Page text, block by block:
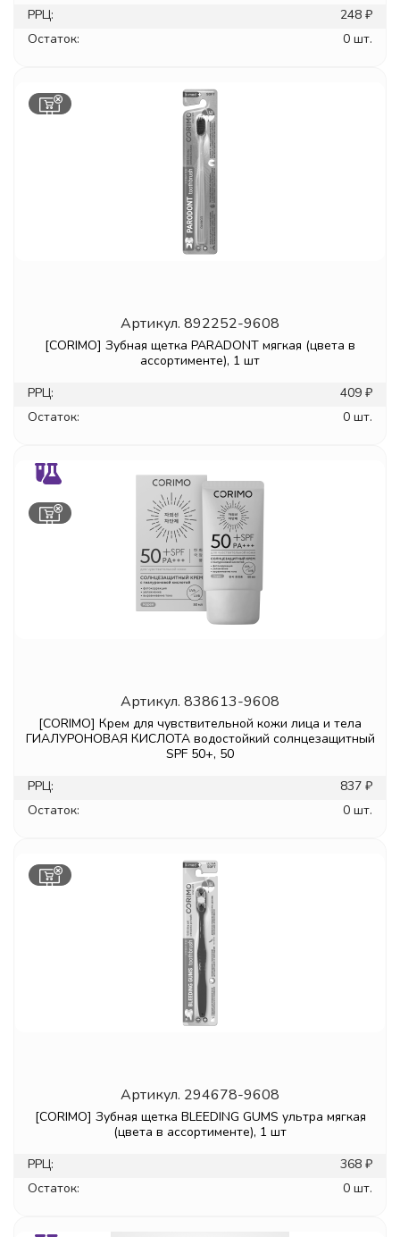
РРЦ:
248 ₽
Остаток:
0 шт.
Артикул. 892252-9608
[CORIMO] Зубная щетка PARADONT мягкая (цвета в
ассортименте), 1 шт
РРЦ:
409 ₽
Остаток:
0 шт.
Артикул. 838613-9608
[CORIMO] Крем для чувствительной кожи лица и тела
ГИАЛУРОНОВАЯ КИСЛОТА водостойкий солнцезащитный
SPF 50+, 50
РРЦ:
837 ₽
Остаток:
0 шт.
Артикул. 294678-9608
[CORIMO] Зубная щетка BLEEDING GUMS ультра мягкая
(цвета в ассортименте), 1 шт
РРЦ:
368 ₽
Остаток:
0 шт.